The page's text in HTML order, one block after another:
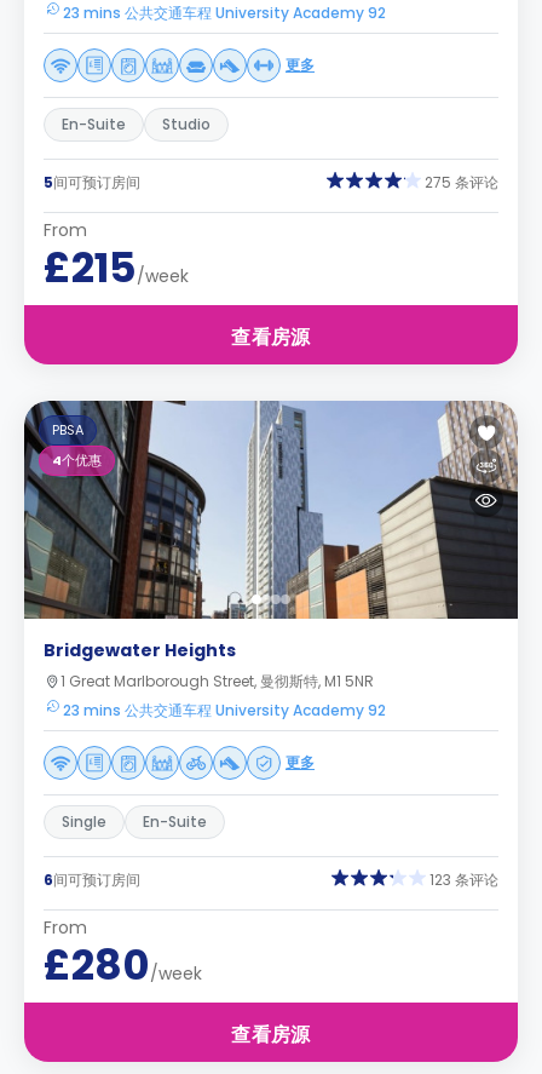
23 mins 公共交通车程 University Academy 92
更多
En-Suite Studio
5间可预订房间 275 条评论
From
£215/week
查看房源
PBSA
4个优惠
Bridgewater Heights
1 Great Marlborough Street, 曼彻斯特, M1 5NR
23 mins 公共交通车程 University Academy 92
更多
Single En-Suite
6间可预订房间 123 条评论
From
£280/week
查看房源